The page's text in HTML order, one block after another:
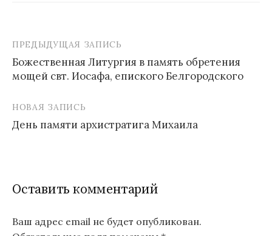
Навигация
по
ПРЕДЫДУЩАЯ ЗАПИСЬ
Божественная Литургия в память обретения
мощей свт. Иосафа, епиского Белгородского
НОВАЯ ЗАПИСЬ
День памяти архистратига Михаила
Оставить комментарий
Ваш адрес email не будет опубликован.